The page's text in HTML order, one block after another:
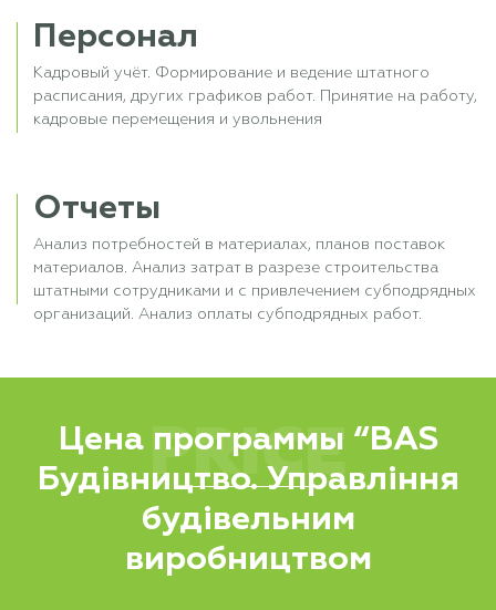
Персонал
Кадровый учёт. Формирование и ведение штатного
расписания, других графиков работ. Принятие на работу,
кадровые перемещения и увольнения
Отчеты
Анализ потребностей в материалах, планов поставок
материалов. Анализ затрат в разрезе строительства
штатными сотрудниками и с привлечением субподрядных
организаций. Анализ оплаты субподрядных работ.
PRICE
Цена программы “BAS
Будівництво. Управління
будівельним
виробництвом